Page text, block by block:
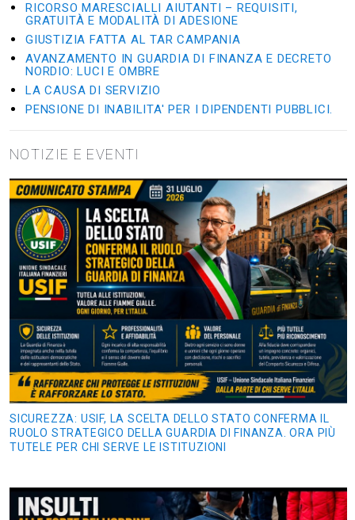
RICORSO MARESCIALLI AIUTANTI – REQUISITI,
GRATUITÀ E MODALITÀ DI ADESIONE
GIUSTIZIA FATTA AL TAR CAMPANIA
AVANZAMENTO IN GUARDIA DI FINANZA E DECRETO
NORDIO: LUCI E OMBRE
LA CAUSA DI SERVIZIO
PENSIONE DI INABILITA' PER I DIPENDENTI PUBBLICI.
NOTIZIE E EVENTI
SICUREZZA: USIF, LA SCELTA DELLO STATO CONFERMA IL
RUOLO STRATEGICO DELLA GUARDIA DI FINANZA. ORA PIÙ
TUTELE PER CHI SERVE LE ISTITUZIONI